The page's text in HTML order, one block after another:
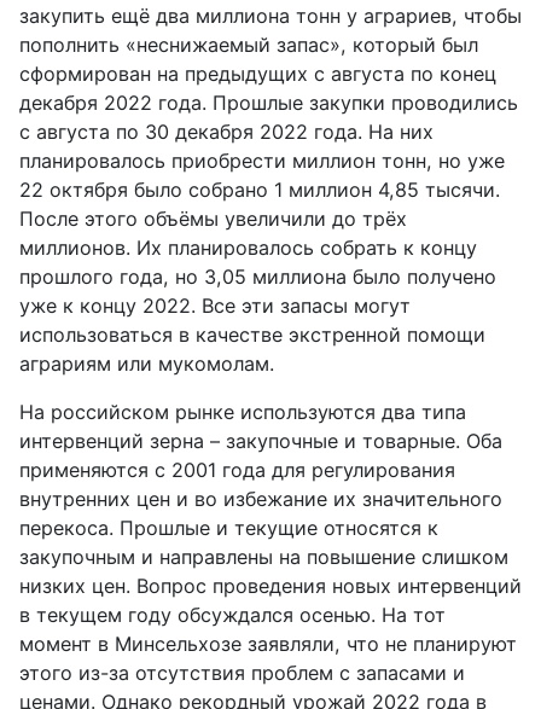
закупить ещё два миллиона тонн у аграриев, чтобы
пополнить «неснижаемый запас», который был
сформирован на предыдущих с августа по конец
декабря 2022 года. Прошлые закупки проводились
с августа по 30 декабря 2022 года. На них
планировалось приобрести миллион тонн, но уже
22 октября было собрано 1 миллион 4,85 тысячи.
После этого объёмы увеличили до трёх
миллионов. Их планировалось собрать к концу
прошлого года, но 3,05 миллиона было получено
уже к концу 2022. Все эти запасы могут
использоваться в качестве экстренной помощи
аграриям или мукомолам.
На российском рынке используются два типа
интервенций зерна – закупочные и товарные. Оба
применяются с 2001 года для регулирования
внутренних цен и во избежание их значительного
перекоса. Прошлые и текущие относятся к
закупочным и направлены на повышение слишком
низких цен. Вопрос проведения новых интервенций
в текущем году обсуждался осенью. На тот
момент в Минсельхозе заявляли, что не планируют
этого из-за отсутствия проблем с запасами и
ценами. Однако рекордный урожай 2022 года в